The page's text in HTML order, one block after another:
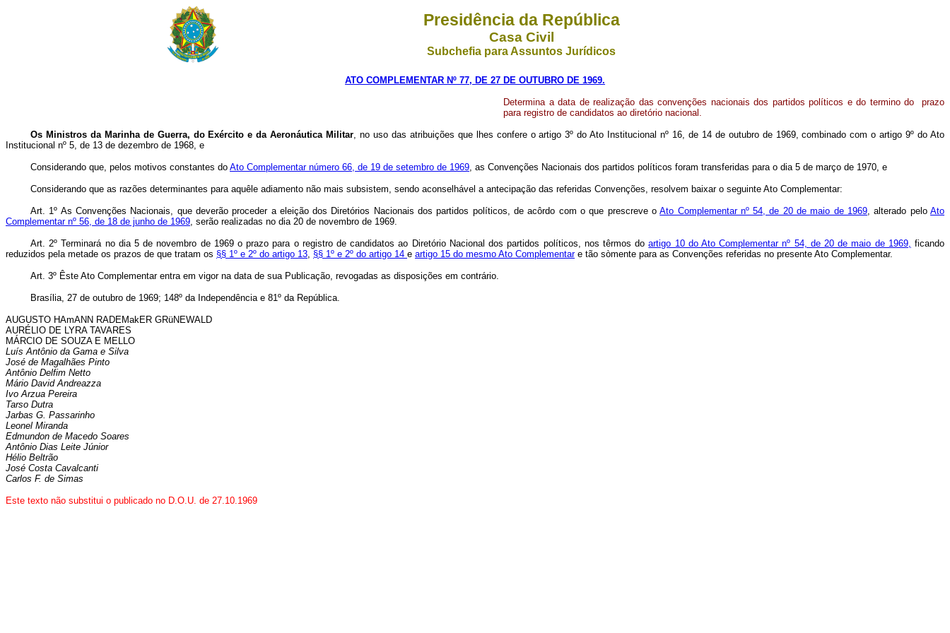
Presidência da República
Casa Civil
Subchefia para Assuntos Jurídicos
ATO COMPLEMENTAR Nº 77, DE 27 DE OUTUBRO DE 1969.
Determina a data de realização das convenções nacionais dos partidos políticos e do termino do prazo
para registro de candidatos ao diretório nacional.
Os Ministros da Marinha de Guerra, do Exército e da Aeronáutica Militar, no uso das atribuições que lhes confere o artigo 3º do Ato Institucional nº 16, de 14 de outubro de 1969, combinado com o artigo 9º do Ato
Institucional nº 5, de 13 de dezembro de 1968, e
Considerando que, pelos motivos constantes do Ato Complementar número 66, de 19 de setembro de 1969, as Convenções Nacionais dos partidos políticos foram transferidas para o dia 5 de março de 1970, e
Considerando que as razões determinantes para aquêle adiamento não mais subsistem, sendo aconselhável a antecipação das referidas Convenções, resolvem baixar o seguinte Ato Complementar:
Art. 1º As Convenções Nacionais, que deverão proceder a eleição dos Diretórios Nacionais dos partidos políticos, de acôrdo com o que prescreve oAto Complementar nº 54, de 20 de maio de 1969, alterado peloAto
Complementar nº 56, de 18 de junho de 1969, serão realizadas no dia 20 de novembro de 1969.
Art. 2º Terminará no dia 5 de novembro de 1969 o prazo para o registro de candidatos ao Diretório Nacional dos partidos políticos, nos têr­mos doartigo 10 do Ato Complementar nº 54, de 20 de maio de 1969, ficando
reduzidos pela metade os prazos de que tratam os §§ 1º e 2º do artigo 13, §§ 1º e 2º do artigo 14 e artigo 15 do mesmo Ato Complementare tão sòmente para as Convenções referidas no presente Ato Complementar.
Art. 3º Êste Ato Complementar entra em vigor na data de sua Publi­cação, revogadas as disposições em contrário.
Brasília, 27 de outubro de 1969; 148º da Independência e 81º da República.
AUGUSTO HAmANN RADEMakER GRüNEWALD
AURÉLIO DE LYRA TAVARES
MÁRCIO DE SOUZA E MELLO
Luís Antônio da Gama e Silva
José de Magalhães Pinto
Antônio Delfim Netto
Mário David Andreazza
Ivo Arzua Pereira
Tarso Dutra
Jarbas G. Passarinho
Leonel Miranda
Edmundon de Macedo Soares
Antônio Dias Leite Júnior
Hélio Beltrão
José Costa Cavalcanti
Carlos F. de Simas
Este texto não substitui o publicado no D.O.U. de 27.10.1969